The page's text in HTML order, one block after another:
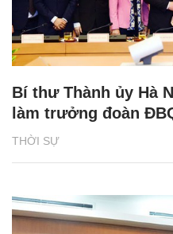
THỜI SỰ
Bí thư Thành ủy Hà
làm trưởng đoàn